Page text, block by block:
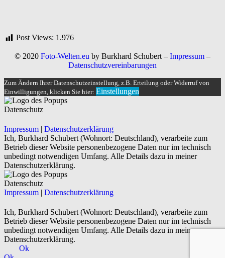
Post Views: 1.976
© 2020 Foto-Welten.eu by Burkhard Schubert – Impressum –
Datenschutzvereinbarungen
Zum Ändern Ihrer Datenschutzeinstellung, z.B. Erteilung oder Widerruf von
Einwilligungen, klicken Sie hier: Einstellungen
Datenschutz
Impressum | Datenschutzerklärung
Ich, Burkhard Schubert (Wohnort: Deutschland), verarbeite zum
Betrieb dieser Website personenbezogene Daten nur im technisch
unbedingt notwendigen Umfang. Alle Details dazu in meiner
Datenschutzerklärung.
Datenschutz
Impressum | Datenschutzerklärung
Ich, Burkhard Schubert (Wohnort: Deutschland), verarbeite zum
Betrieb dieser Website personenbezogene Daten nur im technisch
unbedingt notwendigen Umfang. Alle Details dazu in meiner
Datenschutzerklärung.
Ok